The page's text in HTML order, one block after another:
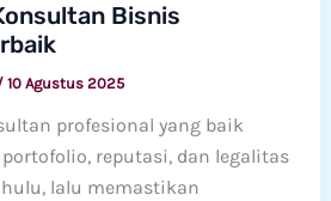
Bisnis
10 Agustus 2025
profesional yang baik
reputasi, dan legalitas
lalu memastikan